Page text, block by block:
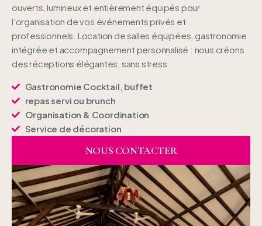
ouverts, lumineux et entièrement équipés pour
l’organisation de vos événements privés et
professionnels. Location de salles équipées, gastronomie
intégrée et accompagnement personnalisé : nous créons
des réceptions élégantes, sans stress.
Gastronomie Cocktail, buffet
repas servi ou brunch
Organisation & Coordination
Service de décoration
NOUS CONTACTER